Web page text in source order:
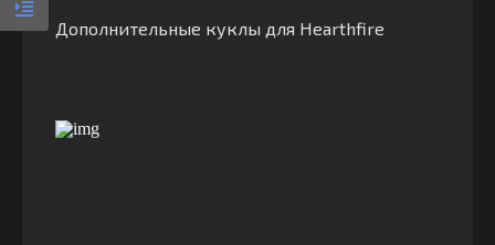
Дополнительные куклы для Hearthfire